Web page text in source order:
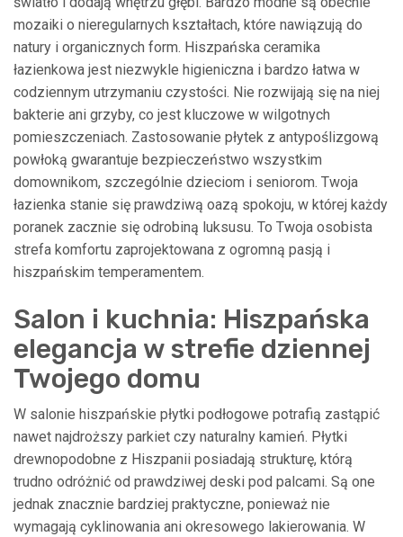
mozaiki o nieregularnych kształtach, które nawiązują do
natury i organicznych form. Hiszpańska ceramika
łazienkowa jest niezwykle higieniczna i bardzo łatwa w
codziennym utrzymaniu czystości. Nie rozwijają się na niej
bakterie ani grzyby, co jest kluczowe w wilgotnych
pomieszczeniach. Zastosowanie płytek z antypoślizgową
powłoką gwarantuje bezpieczeństwo wszystkim
domownikom, szczególnie dzieciom i seniorom. Twoja
łazienka stanie się prawdziwą oazą spokoju, w której każdy
poranek zacznie się odrobiną luksusu. To Twoja osobista
strefa komfortu zaprojektowana z ogromną pasją i
hiszpańskim temperamentem.
Salon i kuchnia: Hiszpańska
elegancja w strefie dziennej
Twojego domu
W salonie hiszpańskie płytki podłogowe potrafią zastąpić
nawet najdroższy parkiet czy naturalny kamień. Płytki
drewnopodobne z Hiszpanii posiadają strukturę, którą
trudno odróżnić od prawdziwej deski pod palcami. Są one
jednak znacznie bardziej praktyczne, ponieważ nie
wymagają cyklinowania ani okresowego lakierowania. W